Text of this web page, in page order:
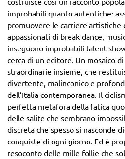
improbabili quanto autentiche:
promuovere le carriere artistiche
appassionati di break dance,
inseguono improbabili talent
cerca di un editore. Un mosaico
straordinarie insieme, che
divertente, malinconico e
dell’Italia contemporanea. Il
perfetta metafora della fatica
delle salite che sembrano
discreta che spesso si nasconde
conquiste di ogni giorno. Ed è
resoconto delle mille follie che